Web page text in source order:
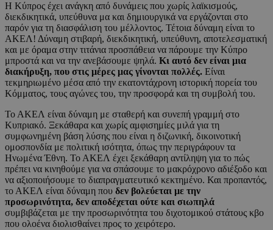
Η Κύπρος έχει ανάγκη από δυνάμεις που χωρίς λαϊκισμούς,
διεκδικητικά, υπεύθυνα μα και δημιουργικά να εργάζονται στο
παρόν για τη διασφάλιση του μέλλοντος. Τέτοια δύναμη είναι το
ΑΚΕΛ! Δύναμη στιβαρή, διεκδικητική, υπεύθυνη, αποτελεσματική
και με όραμα στην τιτάνια προσπάθεια να πάρουμε την Κύπρο
μπροστά και να την ανεβάσουμε ψηλά. Κι αυτό δεν είναι μια
διακήρυξη, που στις μέρες μας γίνονται πολλές. Είναι
τεκμηριωμένο μέσα από την εκατοντάχρονη ιστορική πορεία του
Κόμματος, τους αγώνες του, την προσφορά και τη συμβολή του.
Το ΑΚΕΛ είναι δύναμη με σταθερή και συνεπή γραμμή στο
Κυπριακό. Ξεκάθαρα και χωρίς αμφισημίες μιλά για τη
συμφωνημένη βάση λύσης που είναι η διζωνική, δικοινοτική
ομοσπονδία με πολιτική ισότητα, όπως την περιγράφουν τα
Ηνωμένα Έθνη. Το ΑΚΕΛ έχει ξεκάθαρη αντίληψη για το πώς
πρέπει να κινηθούμε για να σπάσουμε το μακρόχρονο αδιέξοδο και
να αξιοποιήσουμε το διαπραγματευτικό κεκτημένο. Και προπαντός,
το ΑΚΕΛ είναι δύναμη που δεν βολεύεται με την
προσωρινότητα, δεν αποδέχεται ούτε και σιωπηλά
συμβιβάζεται με την προσωρινότητα του διχοτομικού στάτους κβο
που ολοένα διολισθαίνει προς το χειρότερο.